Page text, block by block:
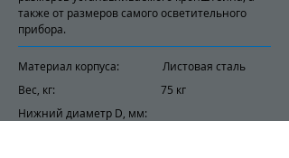
также от размеров самого осветительного
прибора.
Материал корпуса: Листовая сталь
Вес, кг: 75 кг
Нижний диаметр D, мм: